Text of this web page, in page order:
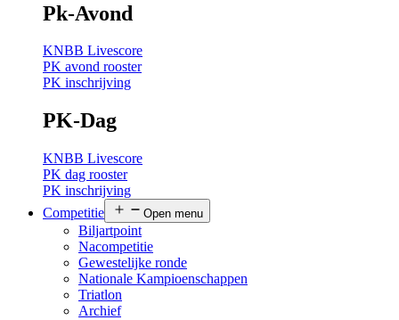
Pk-Avond
KNBB Livescore
PK avond rooster
PK inschrijving
PK-Dag
KNBB Livescore
PK dag rooster
PK inschrijving
Competitie
Open menu
Biljartpoint
Nacompetitie
Gewestelijke ronde
Nationale Kampioenschappen
Triatlon
Archief